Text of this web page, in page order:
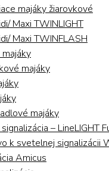
majáky žiarovkové
Maxi TWINLIGHT
Maxi TWINFLASH
majáky
majáky
– LineLIGHT
k svetelnej signalizácii
Amicus